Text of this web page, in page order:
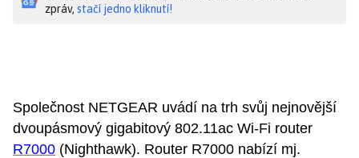
zpráv, stačí jedno kliknutí!
Společnost NETGEAR uvádí na trh svůj nejnovější
dvoupásmový gigabitový 802.11ac Wi-Fi router
R7000 (Nighthawk). Router R7000 nabízí mj.